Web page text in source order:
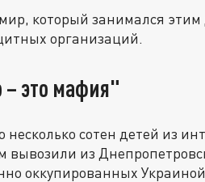
который занимался этим
организаций.
– это мафия"
сотен детей из
из
оккупированных